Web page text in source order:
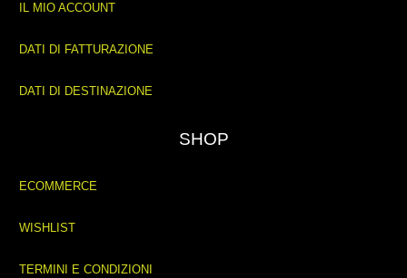
IL MIO ACCOUNT
DATI DI FATTURAZIONE
DATI DI DESTINAZIONE
SHOP
ECOMMERCE
WISHLIST
TERMINI E CONDIZIONI